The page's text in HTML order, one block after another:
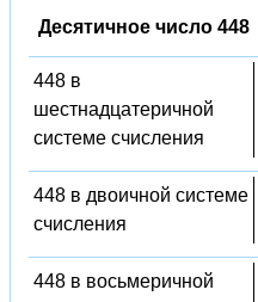
Десятичное число 448
448 в
шестнадцатеричной
системе счисления
448 в двоичной системе
счисления
448 в восьмеричной